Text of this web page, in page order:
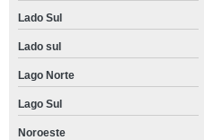
Lado Sul
Lado sul
Lago Norte
Lago Sul
Noroeste